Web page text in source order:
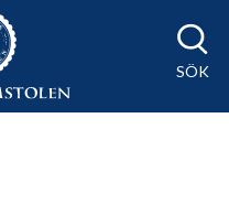
SÖK